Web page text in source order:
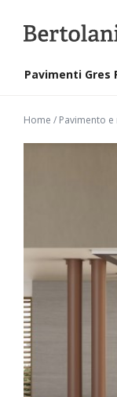
Pavimenti Gres
Home / Pavimento